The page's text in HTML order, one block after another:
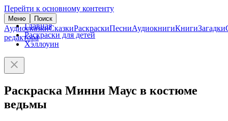
Перейти к основному контенту
Меню Поиск
АудиосказкиСказкиРаскраскиПесниАудиокнигиКнигиЗагадки
редактора
Главная
Раскраски для детей
Хэллоуин
Раскраска Минни Маус в костюме
ведьмы